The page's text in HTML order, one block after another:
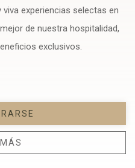
experiencias selectas en
de nuestra hospitalidad,
exclusivos.